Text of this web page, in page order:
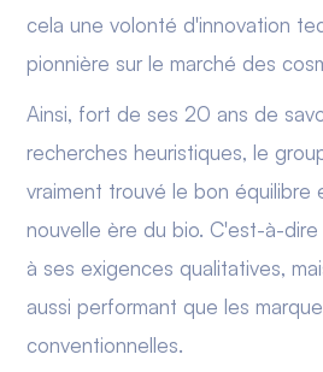
cela une volonté d'innovation
pionnière sur le marché des
Ainsi, fort de ses 20 ans de
recherches heuristiques, le
vraiment trouvé le bon équilibre
nouvelle ère du bio. C'est-à-
à ses exigences qualitatives,
aussi performant que les
conventionnelles.